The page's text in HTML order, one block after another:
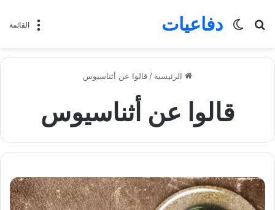
القائمة دفاعيات
بحث
الوضع
الرئيسية / قالوا عن أثناسيوس
قالوا عن أثناسيوس